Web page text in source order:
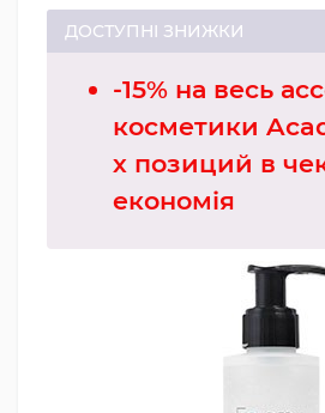
ДОСТУПНІ ЗНИЖКИ
-15% на весь
косметики
х позиций в
економія